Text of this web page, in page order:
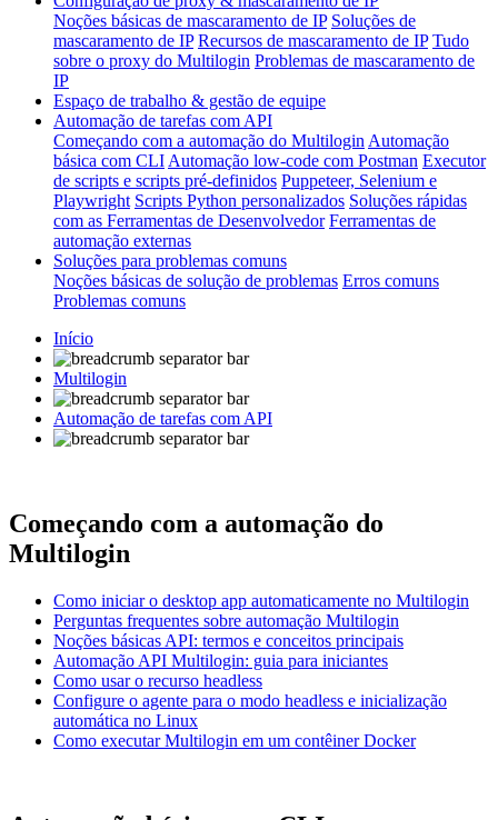
Noções básicas de mascaramento de IP Soluções de
mascaramento de IP Recursos de mascaramento de IP Tudo
sobre o proxy do Multilogin Problemas de mascaramento de
IP
Espaço de trabalho & gestão de equipe
Automação de tarefas com API
Começando com a automação do Multilogin Automação
básica com CLI Automação low-code com Postman Executor
de scripts e scripts pré-definidos Puppeteer, Selenium e
Playwright Scripts Python personalizados Soluções rápidas
com as Ferramentas de Desenvolvedor Ferramentas de
automação externas
Soluções para problemas comuns
Noções básicas de solução de problemas Erros comuns
Problemas comuns
Início
Multilogin
Automação de tarefas com API
Começando com a automação do
Multilogin
Como iniciar o desktop app automaticamente no Multilogin
Perguntas frequentes sobre automação Multilogin
Noções básicas API: termos e conceitos principais
Automação API Multilogin: guia para iniciantes
Como usar o recurso headless
Configure o agente para o modo headless e inicialização
automática no Linux
Como executar Multilogin em um contêiner Docker